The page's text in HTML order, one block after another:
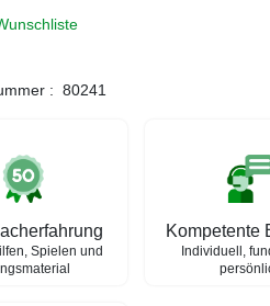
: 80241
Spielen und
Kompetente
Individuell,